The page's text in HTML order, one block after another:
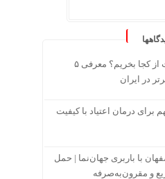
قهوه باکیفیت از کجا بخریم؟ معرفی ۵
در ایران
برای درمان اعتیاد با کیفیت
با باربری جهان‌نما | حمل
و مقرون‌به‌صرفه